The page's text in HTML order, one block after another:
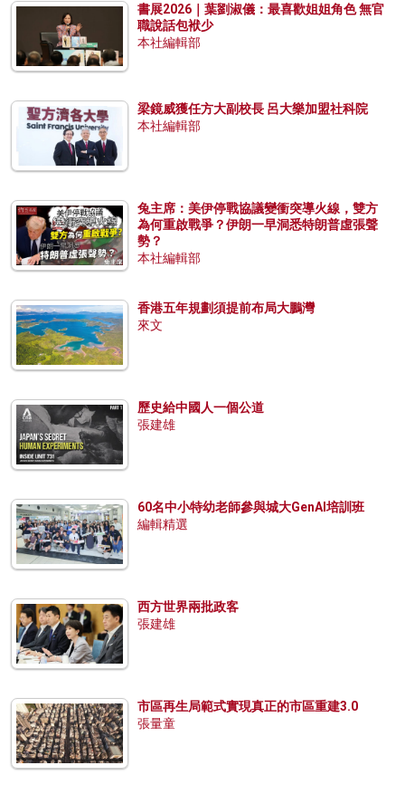
書展2026｜葉劉淑儀：最喜歡姐姐角色 無官
職說話包袱少
本社編輯部
梁鏡威獲任方大副校長 呂大樂加盟社科院
本社編輯部
兔主席：美伊停戰協議變衝突導火線，雙方
為何重啟戰爭？伊朗一早洞悉特朗普虛張聲
勢？
本社編輯部
香港五年規劃須提前布局大鵬灣
來文
歷史給中國人一個公道
張建雄
60名中小特幼老師參與城大GenAI培訓班
編輯精選
西方世界兩批政客
張建雄
市區再生局範式實現真正的市區重建3.0
張量童